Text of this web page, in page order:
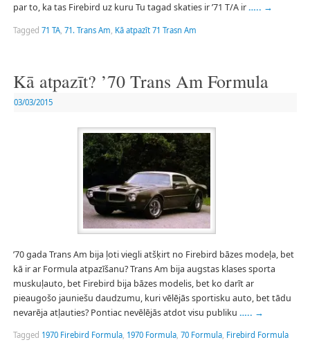
par to, ka tas Firebird uz kuru Tu tagad skaties ir ’71 T/A ir….. →
Tagged 71 TA, 71. Trans Am Kā atpazīt 71 Trasn Am
Kā atpazīt? ’70 Trans Am Formula
03/03/2015
’70 gada Trans Am bija ļoti viegli atšķirt no Firebird bāzes modeļa, bet
kā ir ar Formula atpazīšanu? Trans Am bija augstas klases sporta
muskuļauto, bet Firebird bija bāzes modelis, bet ko darīt ar
pieaugošo jauniešu daudzumu, kuri vēlējās sportisku auto, bet tādu
nevarēja atļauties? Pontiac nevēlējās atdot visu publiku ….. →
Tagged 1970 Firebird Formula, 1970 Formula, 70 Formula, Firebird Formula